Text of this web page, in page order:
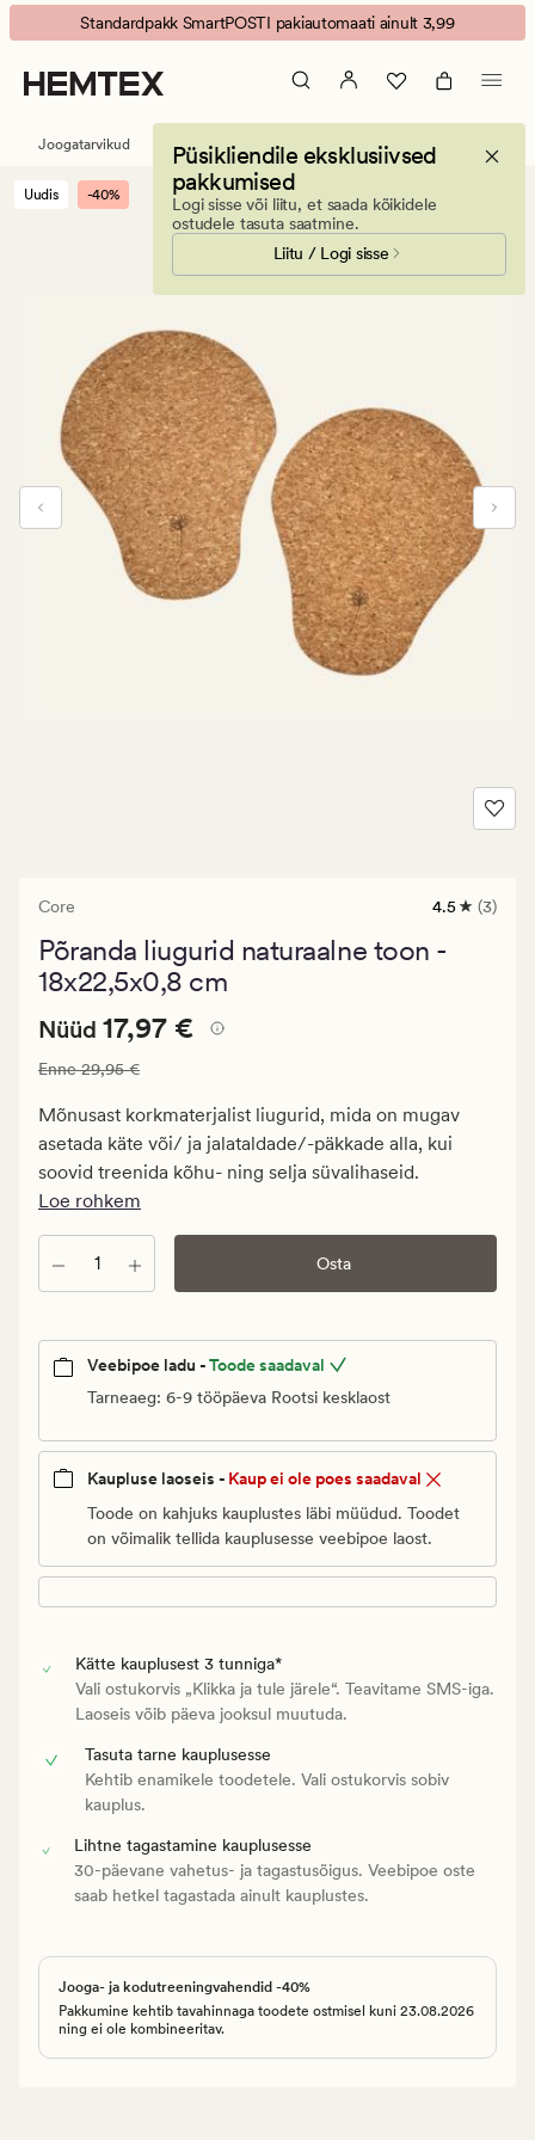
Core
põranda
liugurid
naturaalne
Animated
banner.
Press
ESCAPE
Standardpakk SmartPOSTI pakiautomaati ainult 3,99
Püsikliendile eksklusiivsed
pakkumised
Logi sisse või liitu, et saada kõikidele
ostudele tasuta saatmine.
Liitu / Logi sisse
Joogatarvikud
Uudis -40%
Core
3
keskmise
4.5 (3)
Põranda liugurid naturaalne toon -
18x22,5x0,8 cm
Nåværende
17,97
€.
Vanlig
pris_ee
29,95
Nåværende pris_ee
Nüüd 17,97 €
Vanlig pris_ee
Enne29,95 €
Mõnusast korkmaterjalist liugurid, mida on mugav
asetada käte või/ ja jalataldade/-päkkade alla, kui
soovid treenida kõhu- ning selja süvalihaseid.
Loe rohkem
Kogus Osta
Veebipoe ladu -Toode saadaval
Tarneaeg: 6-9 tööpäeva Rootsi kesklaost
Kaupluse laoseis - Kaup ei ole poes saadaval
Toode on kahjuks kauplustes läbi müüdud. Toodet
on võimalik tellida kauplusesse veebipoe laost.
Kätte kauplusest 3 tunniga*
Vali ostukorvis „Klikka ja tule järele“. Teavitame SMS-iga.
Laoseis võib päeva jooksul muutuda.
Tasuta tarne kauplusesse
Kehtib enamikele toodetele. Vali ostukorvis sobiv
kauplus.
Lihtne tagastamine kauplusesse
30-päevane vahetus- ja tagastusõigus. Veebipoe oste
saab hetkel tagastada ainult kauplustes.
Jooga- ja kodutreeningvahendid -40%
Pakkumine kehtib tavahinnaga toodete ostmisel kuni 23.08.2026
ning ei ole kombineeritav.